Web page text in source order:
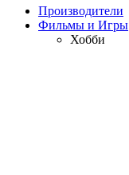
Производители
Фильмы и Игры
Хобби